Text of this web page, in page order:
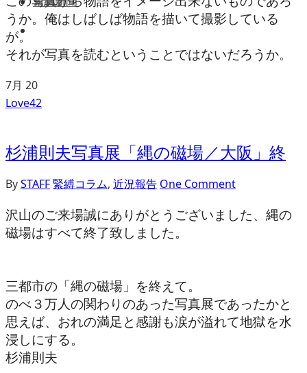
うか。俺はしばしば物語を描いて撮影している
が。
それが写真を読むということではないだろうか。
7月 20
Love42
杉浦則夫写真展「縄の磁場／大阪」終
BySTAFF 緊縛コラム, 近況報告 One Comment
沢山のご来場誠にありがとうございました、縄の
磁場はすべて終了致しました。
三都市の「縄の磁場」を終えて。
のべ３万人の関わりのあった写真展であったかと
思えば、おれの満足と感謝も涙が溢れて地獄を水
浸しにする。
杉浦則夫